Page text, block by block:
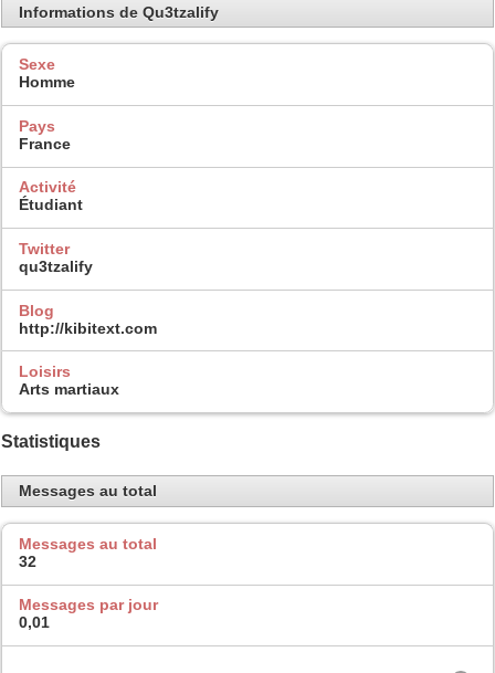
Informations de Qu3tzalify
Sexe
Homme
Pays
France
Activité
Étudiant
Twitter
qu3tzalify
Blog
http://kibitext.com
Loisirs
Arts martiaux
Statistiques
Messages au total
Messages au total
32
Messages par jour
0,01